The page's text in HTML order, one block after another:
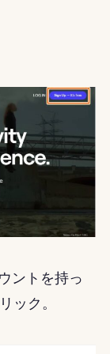
ントを持っ
ック。